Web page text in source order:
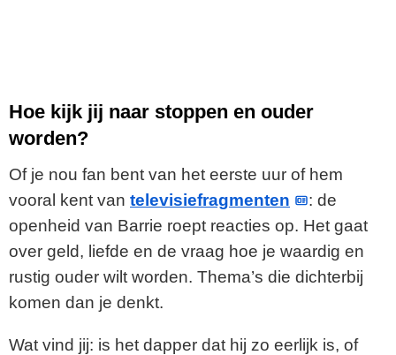
Hoe kijk jij naar stoppen en ouder
worden?
Of je nou fan bent van het eerste uur of hem
vooral kent van televisiefragmenten
: de
openheid van Barrie roept reacties op. Het gaat
over geld, liefde en de vraag hoe je waardig en
rustig ouder wilt worden. Thema’s die dichterbij
komen dan je denkt.
Wat vind jij: is het dapper dat hij zo eerlijk is, of